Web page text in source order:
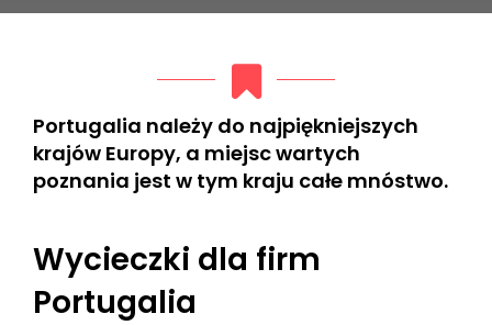
Portugalia należy do najpiękniejszych
krajów Europy, a miejsc wartych
poznania jest w tym kraju całe mnóstwo.
Wycieczki dla firm
Portugalia